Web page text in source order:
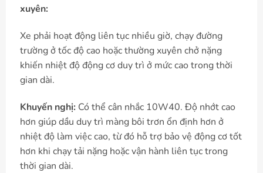
xuyên:
Xe phải hoạt động liên tục nhiều giờ, chạy đường
trường ở tốc độ cao hoặc thường xuyên chở nặng
khiến nhiệt độ động cơ duy trì ở mức cao trong thời
gian dài.
Khuyến nghị: Có thể cân nhắc 10W40. Độ nhớt cao
hơn giúp dầu duy trì màng bôi trơn ổn định hơn ở
nhiệt độ làm việc cao, từ đó hỗ trợ bảo vệ động cơ tốt
hơn khi chạy tải nặng hoặc vận hành liên tục trong
thời gian dài.